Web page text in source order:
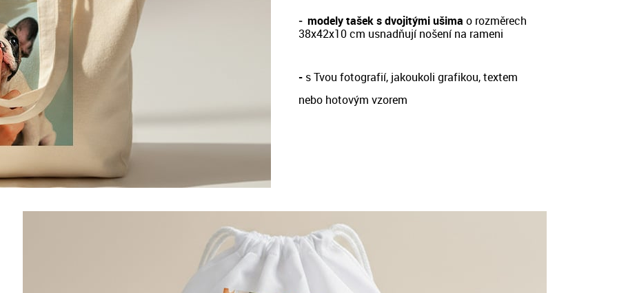
- modely tašek s dvojitými ušima o rozměrech
38x42x10 cm usnadňují nošení na rameni
-s Tvou fotografií, jakoukoli grafikou, textem
nebo hotovým vzorem